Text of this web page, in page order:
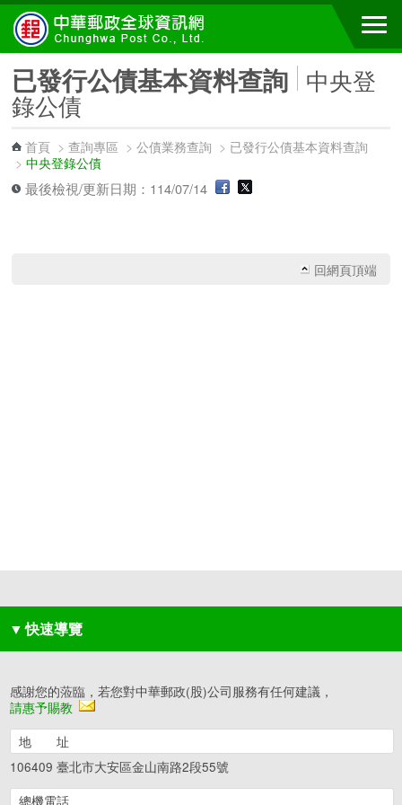
跳到主要內容區塊
已發行公債基本資料查詢 中央登
錄公債
首頁 >查詢專區 >公債業務查詢 > 已發行公債基本資料查詢
>中央登錄公債
最後檢視/更新日期：114/07/14
回網頁頂端
▼ 快速導覽
感謝您的蒞臨，若您對中華郵政(股)公司服務有任何建議，
請惠予賜教
地 址
106409 臺北市大安區金山南路2段55號
總機電話